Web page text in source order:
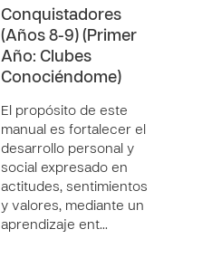
Conquistadores
(Años 8-9) (Primer
Año: Clubes
Conociéndome)
El propósito de este
manual es fortalecer el
desarrollo personal y
social expresado en
actitudes, sentimientos
y valores, mediante un
aprendizaje ent…